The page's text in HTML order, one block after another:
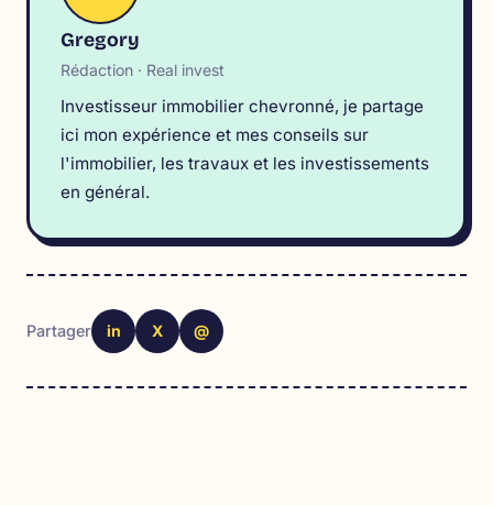
Gregory
Rédaction · Real invest
Investisseur immobilier chevronné, je partage
ici mon expérience et mes conseils sur
l'immobilier, les travaux et les investissements
en général.
Partager in X @